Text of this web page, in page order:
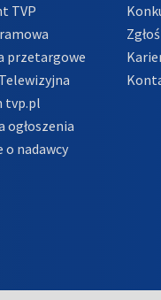
TVP
przetargowe
tvp.pl
ogłoszenia
nadawcy